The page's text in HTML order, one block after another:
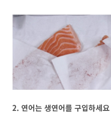
2. 연어는 생연어를 구입하세요